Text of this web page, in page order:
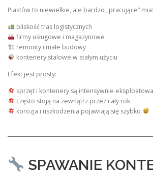
Piastów to niewielkie, ale bardzo „pracujące”
bliskość tras logistycznych
firmy usługowe i magazynowe
🏗 remonty i małe budowy
kontenery stalowe w stałym użyciu
Efekt jest prosty:
sprzęt i kontenery są intensywnie
często stoją na zewnątrz przez cały rok
korozja i uszkodzenia pojawiają się szybko
SPAWANIE